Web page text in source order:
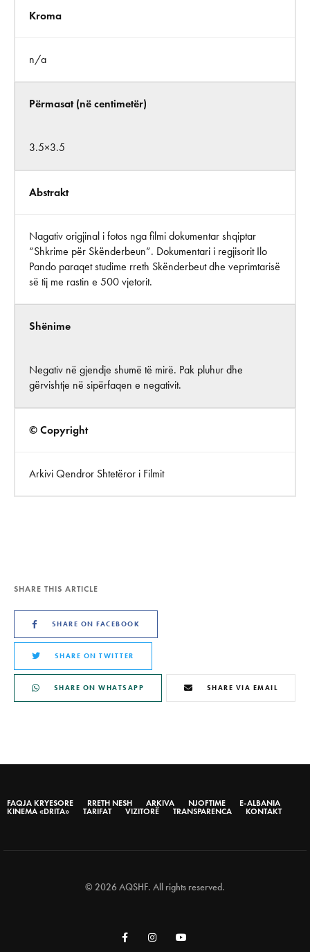
Kroma
n/a
Përmasat (në centimetër)
3.5×3.5
Abstrakt
Nagativ origjinal i fotos nga filmi dokumentar shqiptar
“Shkrime për Skënderbeun”. Dokumentari i regjisorit Ilo
Pando paraqet studime rreth Skënderbeut dhe veprimtarisë
së tij me rastin e 500 vjetorit.
Shënime
Negativ në gjendje shumë të mirë. Pak pluhur dhe
gërvishtje në sipërfaqen e negativit.
© Copyright
Arkivi Qendror Shtetëror i Filmit
SHARE THIS ARTICLE
SHARE ON FACEBOOK
SHARE ON TWITTER
SHARE ON WHATSAPP SHARE VIA EMAIL
FAQJA KRYESORE RRETH NESH ARKIVA NJOFTIME
E-ALBANIA
KINEMA «DRITA»
TARIFAT VIZITORË TRANSPARENCA KONTAKT
© 2026 AQSHF. All rights reserved.